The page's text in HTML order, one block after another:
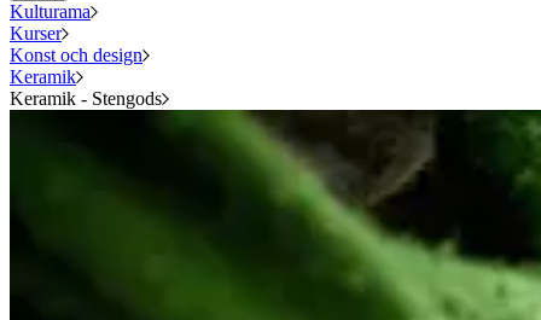
Kulturama
Kurser
Konst och design
Keramik
Keramik - Stengods